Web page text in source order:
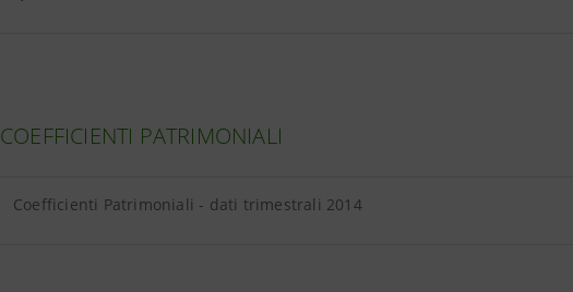
COEFFICIENTI PATRIMONIALI
Coefficienti Patrimoniali - dati trimestrali 2014